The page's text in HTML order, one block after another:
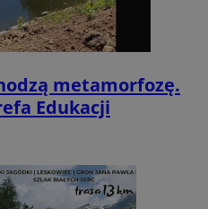
metamorfozę.
Edukacji